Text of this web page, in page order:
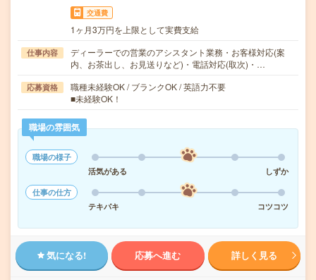
交通費
1ヶ月3万円を上限として実費支給
仕事内容
ディーラーでの営業のアシスタント業務・お客様対応(案
内、お茶出し、お見送りなど)・電話対応(取次)・…
応募資格
職種未経験OK / ブランクOK / 英語力不要
■未経験OK！
職場の雰囲気
職場の様子
活気がある
しずか
仕事の仕方
テキパキ
コツコツ
気になる! 応募へ進む 詳しく見る